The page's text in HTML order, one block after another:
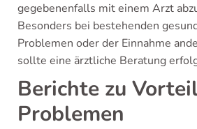
gegebenenfalls mit einem Arzt
Besonders bei bestehenden
Problemen oder der Einnahme
sollte eine ärztliche Beratung
Berichte zu
Problemen